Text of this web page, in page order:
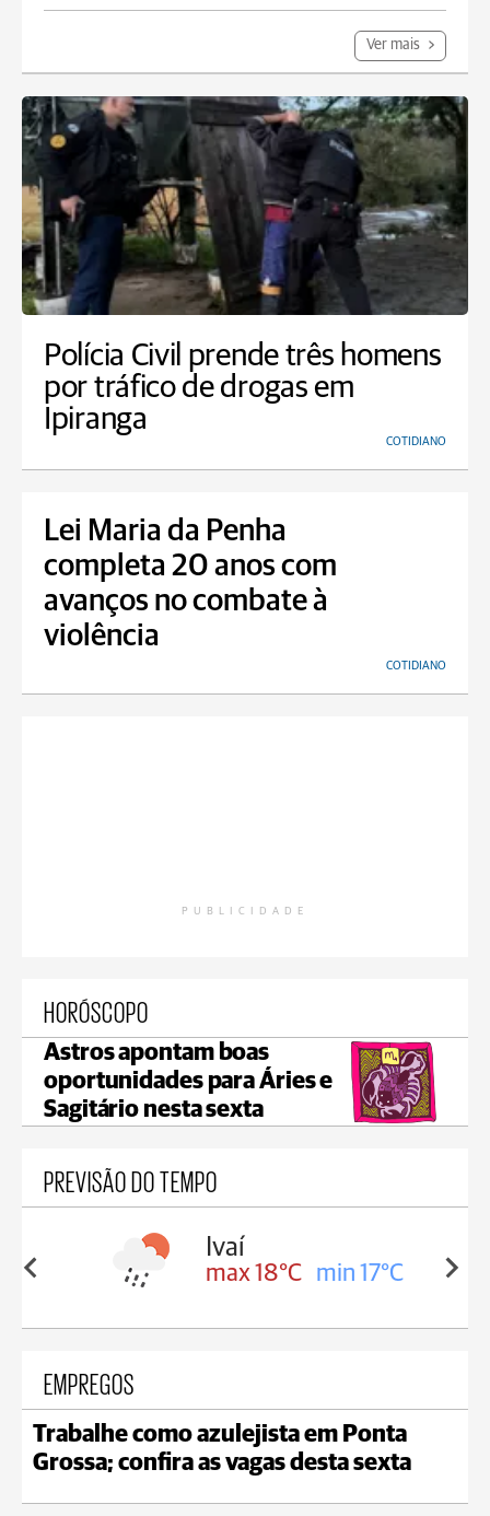
Ver mais
Polícia Civil prende três homens
por tráfico de drogas em
Ipiranga
COTIDIANO
Lei Maria da Penha
completa 20 anos com
avanços no combate à
violência
COTIDIANO
PUBLICIDADE
HORÓSCOPO
Astros apontam boas
oportunidades para Áries e
Sagitário nesta sexta
PREVISÃO DO TEMPO
16°C
Ivaí
max 18°C min 17°C
EMPREGOS
Trabalhe como azulejista em Ponta
Grossa; confira as vagas desta sexta